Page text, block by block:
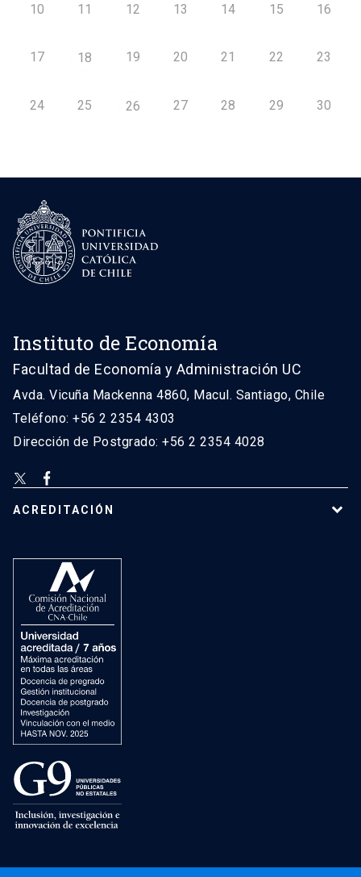
10 11 12 13 14 15 16
17 18 19 20 21 22 23
24 25 26 27 28 29 30
Instituto de Economía
Facultad de Economía y Administración UC
Avda. Vicuña Mackenna 4860, Macul. Santiago, Chile
Teléfono: +56 2 2354 4303
Dirección de Postgrado: +56 2 2354 4028
ACREDITACIÓN